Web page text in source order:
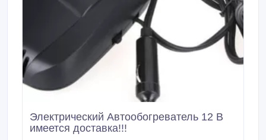
ультрафиолетовых лучей.
Электрический Автообогреватель 12 В
имеется доставка!!!